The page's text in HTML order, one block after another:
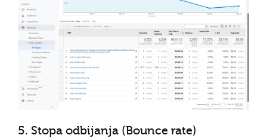
5. Stopa odbijanja (Bounce rate)